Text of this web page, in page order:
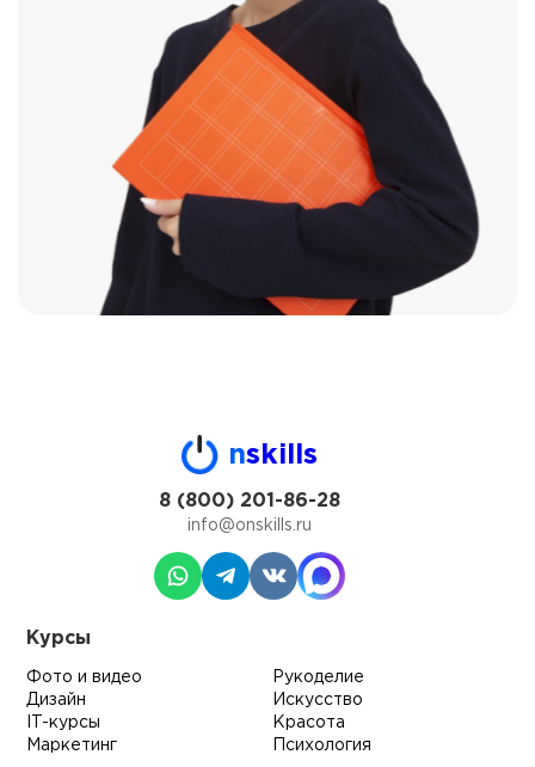
nskills
8 (800) 201-86-28
info@onskills.ru
Курсы
Фото и видео
Дизайн
IT-курсы
Маркетинг
Рукоделие
Искусство
Красота
Психология